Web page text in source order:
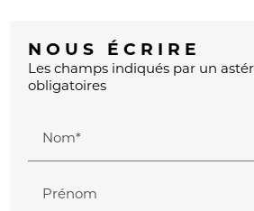
NOUS ÉCRIRE
Les champs indiqués par un
obligatoires
Nom*
Prénom